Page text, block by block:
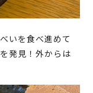
いを食べ進めて
発見！外からは